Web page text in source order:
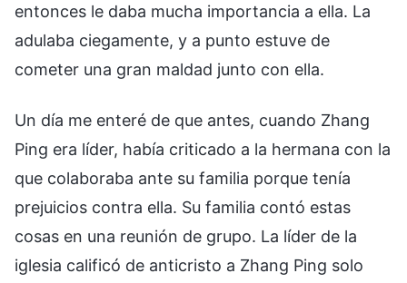
entonces le daba mucha importancia a ella. La
adulaba ciegamente, y a punto estuve de
cometer una gran maldad junto con ella.
Un día me enteré de que antes, cuando Zhang
Ping era líder, había criticado a la hermana con la
que colaboraba ante su familia porque tenía
prejuicios contra ella. Su familia contó estas
cosas en una reunión de grupo. La líder de la
iglesia calificó de anticristo a Zhang Ping solo